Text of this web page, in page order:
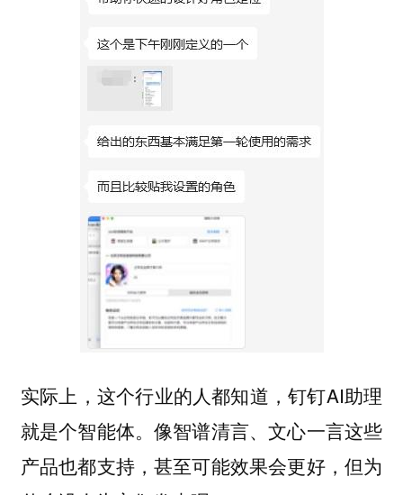
实际上，这个行业的人都知道，钉钉AI助理
就是个智能体。像智谱清言、文心一言这些
产品也都支持，甚至可能效果会更好，但为